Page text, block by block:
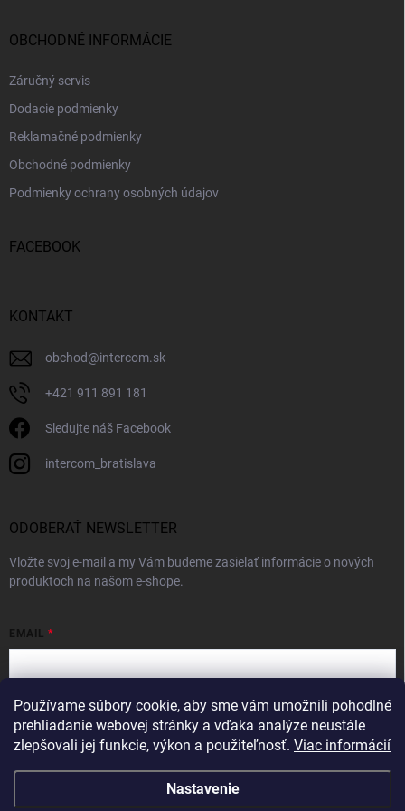
Používame súbory cookie, aby sme vám umožnili pohodlné
prehliadanie webovej stránky a vďaka analýze neustále
zlepšovali jej funkcie, výkon a použiteľnosť. Viac informácií
Nastavenie
OBCHODNÉ INFORMÁCIE
Záručný servis
Dodacie podmienky
Reklamačné podmienky
Obchodné podmienky
Podmienky ochrany osobných údajov
FACEBOOK
KONTAKT
obchod@intercom.sk
+421 911 891 181
Sledujte náš Facebook
intercom_bratislava
ODOBERAŤ NEWSLETTER
Vložte svoj e-mail a my Vám budeme zasielať informácie o nových
produktoch na našom e-shope.
EMAIL
Vložením e-mailu súhlasíte spodmienkami ochrany osobných údajov
Prihlásiť sa